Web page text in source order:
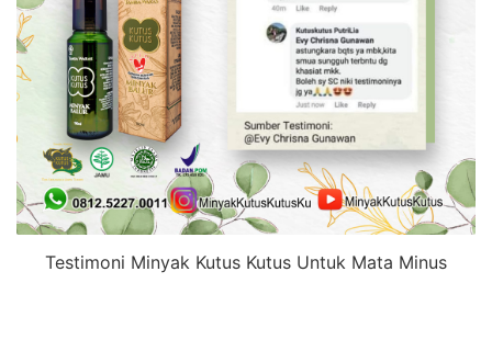
Testimoni Minyak Kutus Kutus Untuk Mata Minus